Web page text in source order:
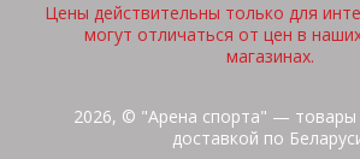
Цены действительны только для
могут отличаться от цен в
магазинах.
2026, © "Арена спорта" — товары
доставкой по